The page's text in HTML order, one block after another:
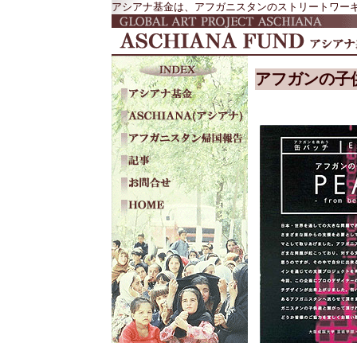
アシアナ基金は、アフガニスタンのストリートワ
アフガンの子